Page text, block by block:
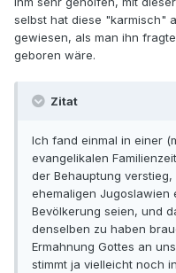
selbst hat diese "karmisch"
gewiesen, als man ihn
geboren wäre.
Zitat
Ich fand einmal in einer
evangelikalen
der Behauptung
ehemaligen Jugoslawien
Bevölkerung seien, und
denselben zu haben
Ermahnung Gottes an
stimmt ja vielleicht noch